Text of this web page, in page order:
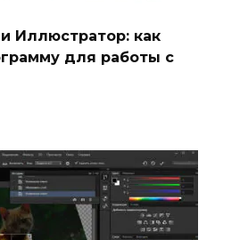
Иллюстратор: как
для работы с